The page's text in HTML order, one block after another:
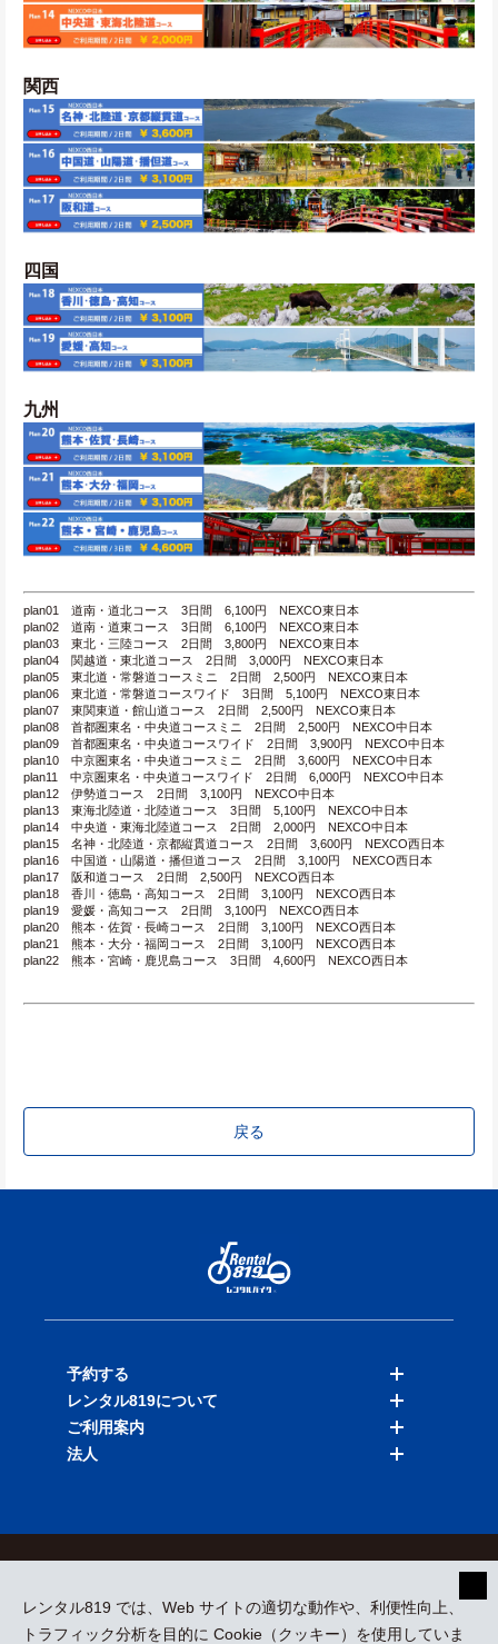
関西
四国
九州
plan01　道南・道北コース　3日間　6,100円　NEXCO東日本
plan02　道南・道東コース　3日間　6,100円　NEXCO東日本
plan03　東北・三陸コース　2日間　3,800円　NEXCO東日本
plan04　関越道・東北道コース　2日間　3,000円　NEXCO東日本
plan05　東北道・常磐道コースミニ　2日間　2,500円　NEXCO東日本
plan06　東北道・常磐道コースワイド　3日間　5,100円　NEXCO東日本
plan07　東関東道・館山道コース　2日間　2,500円　NEXCO東日本
plan08　首都圏東名・中央道コースミニ　2日間　2,500円　NEXCO中日本
plan09　首都圏東名・中央道コースワイド　2日間　3,900円　NEXCO中日本
plan10　中京圏東名・中央道コースミニ　2日間　3,600円　NEXCO中日本
plan11　中京圏東名・中央道コースワイド　2日間　6,000円　NEXCO中日本
plan12　伊勢道コース　2日間　3,100円　NEXCO中日本
plan13　東海北陸道・北陸道コース　3日間　5,100円　NEXCO中日本
plan14　中央道・東海北陸道コース　2日間　2,000円　NEXCO中日本
plan15　名神・北陸道・京都縦貫道コース　2日間　3,600円　NEXCO西日本
plan16　中国道・山陽道・播但道コース　2日間　3,100円　NEXCO西日本
plan17　阪和道コース　2日間　2,500円　NEXCO西日本
plan18　香川・徳島・高知コース　2日間　3,100円　NEXCO西日本
plan19　愛媛・高知コース　2日間　3,100円　NEXCO西日本
plan20　熊本・佐賀・長崎コース　2日間　3,100円　NEXCO西日本
plan21　熊本・大分・福岡コース　2日間　3,100円　NEXCO西日本
plan22　熊本・宮崎・鹿児島コース　3日間　4,600円　NEXCO西日本
戻る
レンタル819 では、Web サイトの適切な動作や、利便性向上、
トラフィック分析を目的に Cookie（クッキー）を使用していま
予約する
バイクを探す
店舗を探す
レンタル819について
料金表
ご利用案内
法人
採用情報
プレスリリース